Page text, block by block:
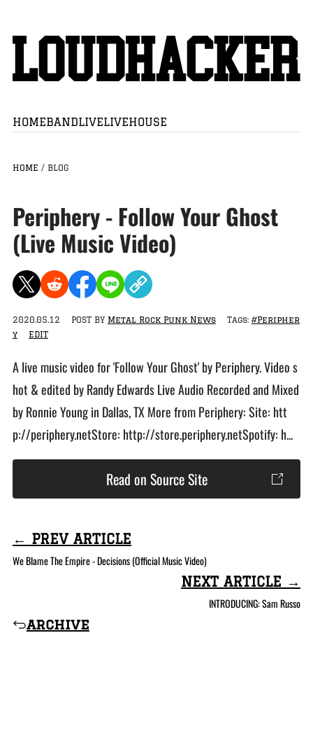
HOMEBANDLIVELIVEHOUSE
HOME / BLOG
Periphery - Follow Your Ghost
(Live Music Video)
2020.05.12 POST BY Metal Rock Punk News Tags: #Peripher
y
EDIT
A live music video for 'Follow Your Ghost' by Periphery. Video s
hot & edited by Randy Edwards Live Audio Recorded and Mixed
by Ronnie Young in Dallas, TX More from Periphery: Site: htt
p://periphery.netStore: http://store.periphery.netSpotify: h...
Read on Source Site
← PREV ARTICLE
We Blame The Empire - Decisions (Official Music Video)
archive
NEXT ARTICLE →
INTRODUCING: Sam Russo